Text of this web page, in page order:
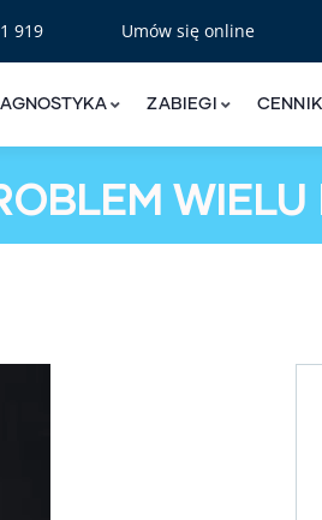
919 Umów się online
ZABIEGI CENNIK
WIELU